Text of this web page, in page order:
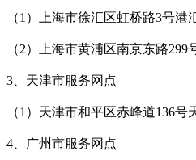
（1）上海市徐汇区虹桥路3号港
（2）上海市黄浦区南京东路
3、天津市服务网点
（1）天津市和平区赤峰道136号
4、广州市服务网点